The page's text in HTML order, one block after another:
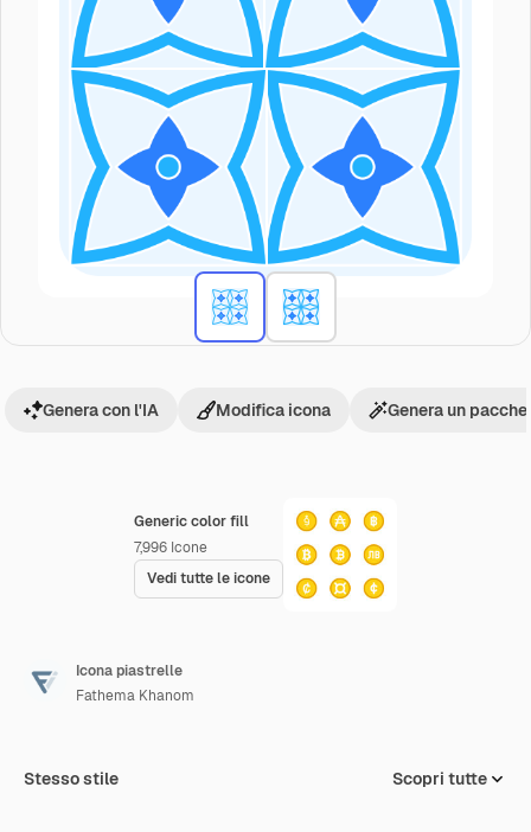
Generic color fill
7,996 Icone
Vedi tutte le icone
Genera con l'IA Modifica icona Genera un
Icona piastrelle
Fathema Khanom
Stesso stile Scopri tutte